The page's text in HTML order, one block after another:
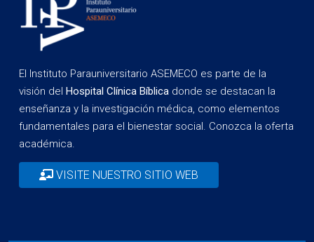
El Instituto Parauniversitario ASEMECO es parte de la
visión del Hospital Clínica Bíblica donde se destacan la
enseñanza y la investigación médica, como elementos
fundamentales para el bienestar social. Conozca la oferta
académica.
VISITE NUESTRO SITIO WEB